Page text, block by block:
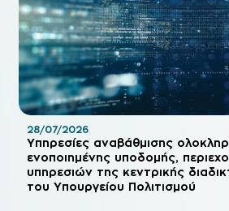
Υπηρεσίες αναβάθμισης
ενοποιημένης υποδομής,
υπηρεσιών της κεντρικής
του Υπουργείου Πολιτισμού
28/07/2026